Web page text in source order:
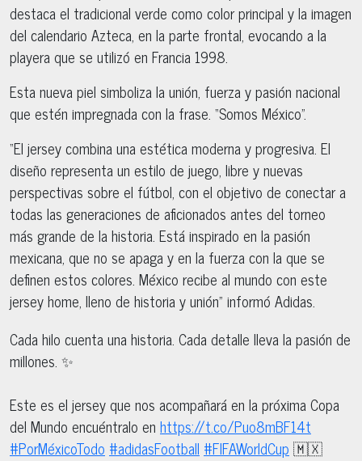
destaca el tradicional verde como color principal y la imagen
del calendario Azteca, en la parte frontal, evocando a la
playera que se utilizó en Francia 1998.
Esta nueva piel simboliza la unión, fuerza y pasión nacional
que estén impregnada con la frase. “Somos México”.
“El jersey combina una estética moderna y progresiva. El
diseño representa un estilo de juego, libre y nuevas
perspectivas sobre el fútbol, con el objetivo de conectar a
todas las generaciones de aficionados antes del torneo
más grande de la historia. Está inspirado en la pasión
mexicana, que no se apaga y en la fuerza con la que se
definen estos colores. México recibe al mundo con este
jersey home, lleno de historia y unión” informó Adidas.
Cada hilo cuenta una historia. Cada detalle lleva la pasión de
millones. ✨
Este es el jersey que nos acompañará en la próxima Copa
del Mundo encuéntralo en https://t.co/Puo8mBF14t
#PorMéxicoTodo #adidasFootball #FIFAWorldCup 🇲🇽